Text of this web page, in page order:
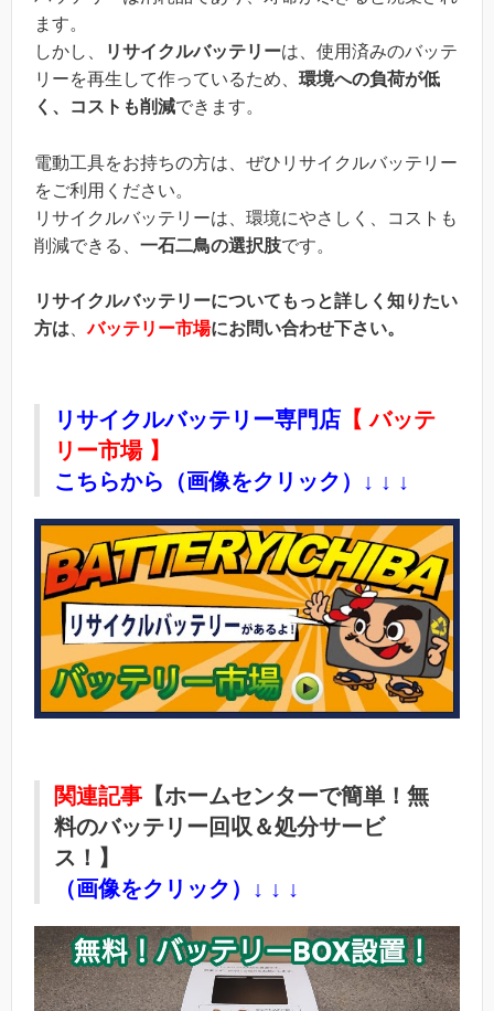
ます。
しかし、
リサイクルバッテリーは、使用済みのバッテ
リーを再生して作っているため、 環境への負荷が低
く、コストも削減できます。
電動工具をお持ちの方は、ぜひリサイクルバッテリー
をご利用ください。
リサイクルバッテリーは、環境にやさしく、コストも
削減できる、 一石二鳥の選択肢です。
リサイクルバッテリーについてもっと詳しく知りたい
方は、バッテリー市場にお問い合わせ下さい。
リサイクルバッテリー専門店 【 バッテ
リー市場 】
こちらから （画像をクリック） ↓ ↓ ↓
関連記事 【ホームセンターで簡単！無
料のバッテリー回収＆処分サービ
ス！】
（画像をクリック）↓ ↓ ↓